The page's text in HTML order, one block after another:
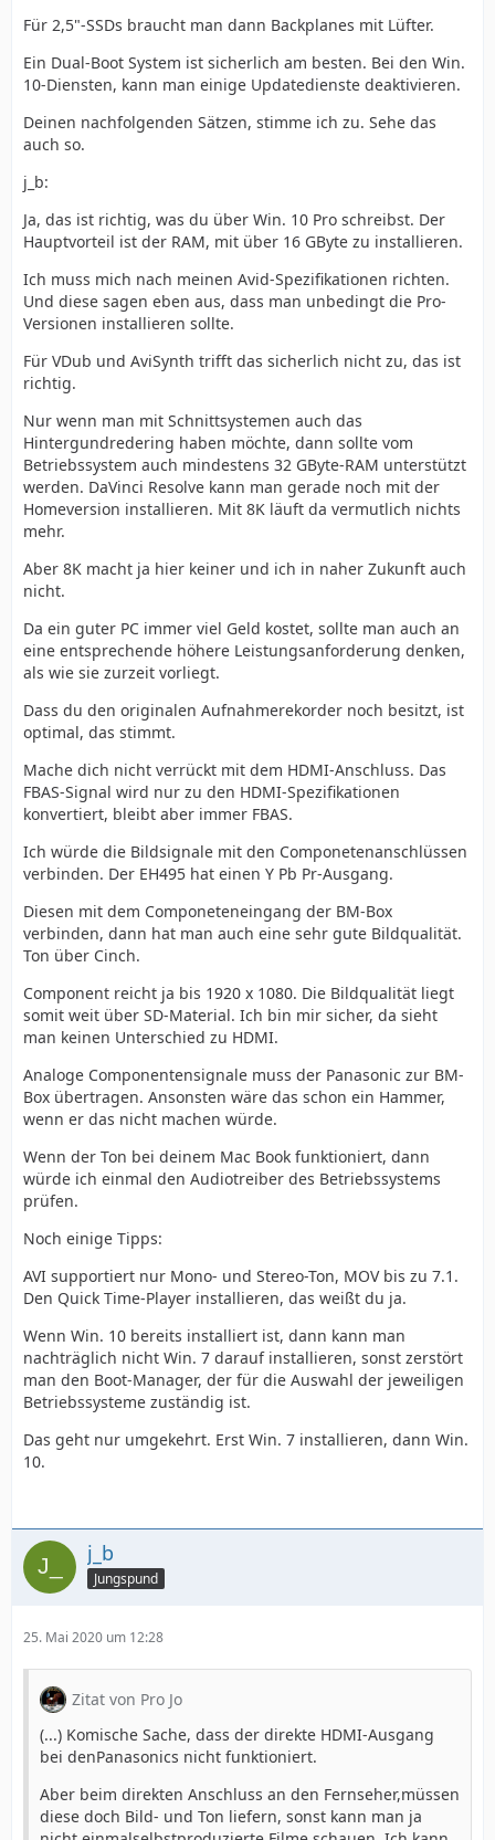
Für 2,5"-SSDs braucht man dann Backplanes mit Lüfter.
Ein Dual-Boot System ist sicherlich am besten. Bei den Win.
10-Diensten, kann man einige Updatedienste deaktivieren.
Deinen nachfolgenden Sätzen, stimme ich zu. Sehe das
auch so.
j_b:
Ja, das ist richtig, was du über Win. 10 Pro schreibst. Der
Hauptvorteil ist der RAM, mit über 16 GByte zu installieren.
Ich muss mich nach meinen Avid-Spezifikationen richten.
Und diese sagen eben aus, dass man unbedingt die Pro-
Versionen installieren sollte.
Für VDub und AviSynth trifft das sicherlich nicht zu, das ist
richtig.
Nur wenn man mit Schnittsystemen auch das
Hintergundredering haben möchte, dann sollte vom
Betriebssystem auch mindestens 32 GByte-RAM unterstützt
werden. DaVinci Resolve kann man gerade noch mit der
Homeversion installieren. Mit 8K läuft da vermutlich nichts
mehr.
Aber 8K macht ja hier keiner und ich in naher Zukunft auch
nicht.
Da ein guter PC immer viel Geld kostet, sollte man auch an
eine entsprechende höhere Leistungsanforderung denken,
als wie sie zurzeit vorliegt.
Dass du den originalen Aufnahmerekorder noch besitzt, ist
optimal, das stimmt.
Mache dich nicht verrückt mit dem HDMI-Anschluss. Das
FBAS-Signal wird nur zu den HDMI-Spezifikationen
konvertiert, bleibt aber immer FBAS.
Ich würde die Bildsignale mit den Componetenanschlüssen
verbinden. Der EH495 hat einen Y Pb Pr-Ausgang.
Diesen mit dem Componeteneingang der BM-Box
verbinden, dann hat man auch eine sehr gute Bildqualität.
Ton über Cinch.
Component reicht ja bis 1920 x 1080. Die Bildqualität liegt
somit weit über SD-Material. Ich bin mir sicher, da sieht
man keinen Unterschied zu HDMI.
Analoge Componentensignale muss der Panasonic zur BM-
Box übertragen. Ansonsten wäre das schon ein Hammer,
wenn er das nicht machen würde.
Wenn der Ton bei deinem Mac Book funktioniert, dann
würde ich einmal den Audiotreiber des Betriebssystems
prüfen.
Noch einige Tipps:
AVI supportiert nur Mono- und Stereo-Ton, MOV bis zu 7.1.
Den Quick Time-Player installieren, das weißt du ja.
Wenn Win. 10 bereits installiert ist, dann kann man
nachträglich nicht Win. 7 darauf installieren, sonst zerstört
man den Boot-Manager, der für die Auswahl der jeweiligen
Betriebssysteme zuständig ist.
Das geht nur umgekehrt. Erst Win. 7 installieren, dann Win.
10.
j_b
Jungspund
25. Mai 2020 um 12:28
Zitat von Pro Jo
(...) Komische Sache, dass der direkte HDMI-Ausgang
bei denPanasonics nicht funktioniert.
Aber beim direkten Anschluss an den Fernseher,müssen
diese doch Bild- und Ton liefern, sonst kann man ja